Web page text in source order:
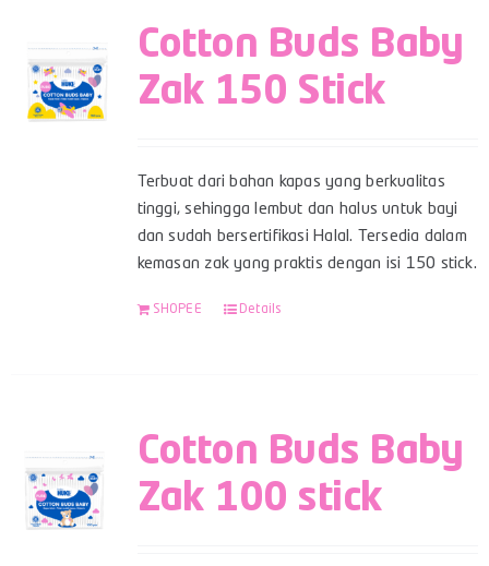
Cotton Buds Baby
Zak 150 Stick
Terbuat dari bahan kapas yang berkualitas
tinggi, sehingga lembut dan halus untuk bayi
dan sudah bersertifikasi Halal. Tersedia dalam
kemasan zak yang praktis dengan isi 150 stick.
SHOPEE Details
Cotton Buds Baby
Zak 100 stick